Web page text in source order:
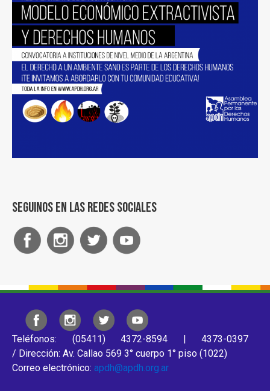
Seguinos en las redes sociales
Teléfonos: (05411) 4372-8594 | 4373-0397
/ Dirección: Av. Callao 569 3° cuerpo 1° piso (1022)
Correo electrónico: apdh@apdh.org.ar